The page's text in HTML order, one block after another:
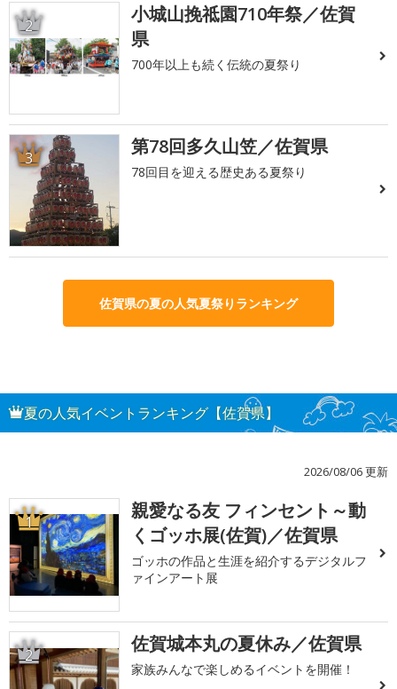
2
小城山挽祗園710年祭／佐賀
県
700年以上も続く伝統の夏祭り
3 第78回多久山笠／佐賀県
78回目を迎える歴史ある夏祭り
佐賀県の夏の人気夏祭りランキング
夏の人気イベントランキング【佐賀県】
2026/08/06 更新
1
親愛なる友 フィンセント～動
くゴッホ展(佐賀)／佐賀県
ゴッホの作品と生涯を紹介するデジタルフ
ァインアート展
2 佐賀城本丸の夏休み／佐賀県
家族みんなで楽しめるイベントを開催！